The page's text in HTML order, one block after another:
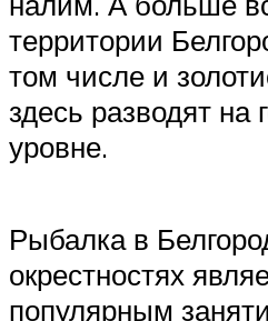
территории
том числе и
здесь разводят на
уровне.
Рыбалка в
окрестностях
популярным